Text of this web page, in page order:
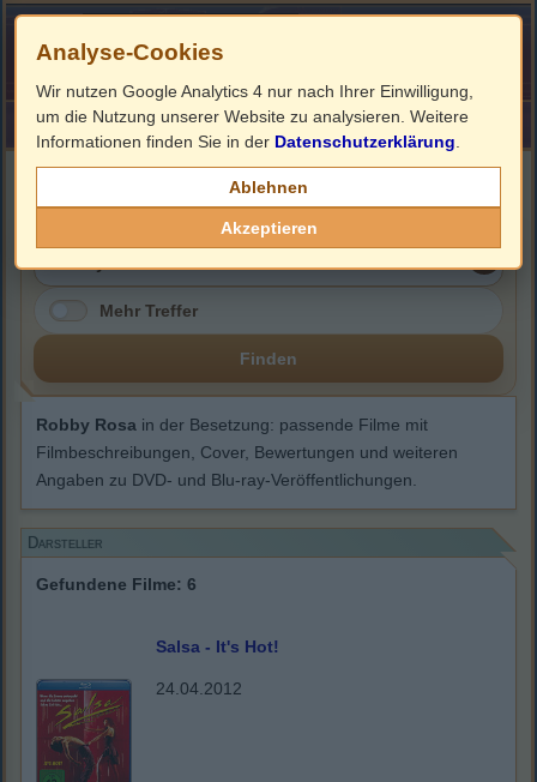
HOME ImpressumLinks
Mehr Treffer
Finden
Robby Rosa in der Besetzung: passende Filme mit
Filmbeschreibungen, Cover, Bewertungen und weiteren
Angaben zu DVD- und Blu-ray-Veröffentlichungen.
Darsteller
Gefundene Filme: 6
Salsa - It's Hot!
24.04.2012
Analyse-Cookies
Wir nutzen Google Analytics 4 nur nach Ihrer Einwilligung,
um die Nutzung unserer Website zu analysieren. Weitere
Informationen finden Sie in der Datenschutzerklärung
Ablehnen
Akzeptieren